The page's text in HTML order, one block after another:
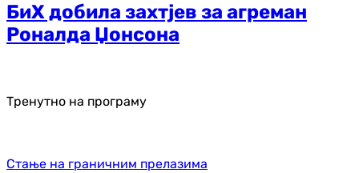
БиХ добила захтјев за агреман
Роналда Џонсона
Тренутно на програму
Стање на граничним прелазима